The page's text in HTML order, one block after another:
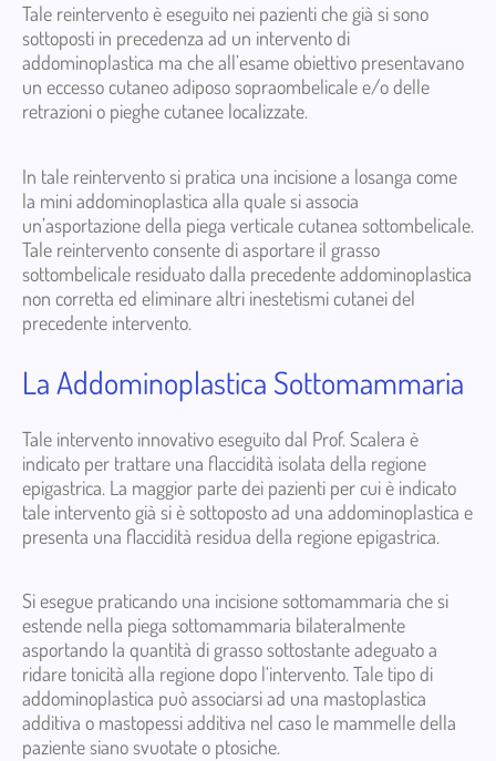
Tale reintervento è eseguito nei pazienti che già si sono
sottoposti in precedenza ad un intervento di
addominoplastica ma che all’esame obiettivo presentavano
un eccesso cutaneo adiposo sopraombelicale e/o delle
retrazioni o pieghe cutanee localizzate.
In tale reintervento si pratica una incisione a losanga come
la mini addominoplastica alla quale si associa
un’asportazione della piega verticale cutanea sottombelicale.
Tale reintervento consente di asportare il grasso
sottombelicale residuato dalla precedente addominoplastica
non corretta ed eliminare altri inestetismi cutanei del
precedente intervento.
La Addominoplastica Sottomammaria
Tale intervento innovativo eseguito dal Prof. Scalera è
indicato per trattare una flaccidità isolata della regione
epigastrica. La maggior parte dei pazienti per cui è indicato
tale intervento già si è sottoposto ad una addominoplastica e
presenta una flaccidità residua della regione epigastrica.
Si esegue praticando una incisione sottomammaria che si
estende nella piega sottomammaria bilateralmente
asportando la quantità di grasso sottostante adeguato a
ridare tonicità alla regione dopo l‘intervento. Tale tipo di
addominoplastica può associarsi ad una mastoplastica
additiva o mastopessi additiva nel caso le mammelle della
paziente siano svuotate o ptosiche.